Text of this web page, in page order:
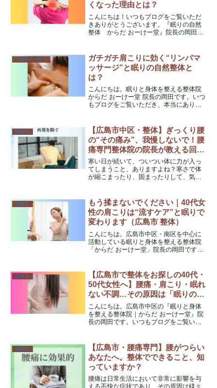
くなった理由とは？
こんにちは！いつもブログをご覧いただ
きありがとうございます。『眠りの自然
整体 からだ おーけー堂』院長の岡田で
な体の痛み」や「睡眠に関するお悩み」
などをテーマに、少しで...
自律神経の乱れ
ガチガチ肩こりに効く“リンパマ
ッサージ”と眠りの自然整体と
は？
こんにちは。眠りと身体を整える整体院
からだ おーけー堂 院長の岡田です。いつ
もブログをご覧いただき、本当にありが
て、たくさんの方の体と向き合ってきま
した。特に多いの...
症状別
【広島市中区・整体】ぎっくり腰
の“その痛み”、我慢しないで！腰
痛専門整体院の院長が教える回復
と予防の秘訣
寒い日が続いて、ついつい体に力が入っ
てしまうこと、ありますよね？寒さで体
が縮こまったり、固まったりして、気づ
動いた拍子に「痛っ！」となり、ギック
リ腰になってしまうことも…本当に辛い
ですよね。
症状別
もう揉まないでください｜40代女
性の肩こりは“流すケア”と眠りで
変わります（広島市 整体）
こんにちは。広島市中区・南区を中心に
活動している眠りと身体を整える整体院
「からだ おーけー堂」院長の岡田です。
も、すぐ元に戻る」「肩こりが当たり前
になっている」「最近、ぐ...
症状別
【広島市で整体をお探しの40代・
50代女性へ】腰痛・肩こり・眠れ
ない不調…その原因は「眠りの
質」と体のゆがみかもしれません
こんにちは。広島市中区の『眠りと身体
を整える整体院｜からだ おーけー堂』院
長の岡田です。いつもブログをご覧いた
や医療の現場で多くの患者さんと関わっ
てきました。その中で...
症状別
【広島市・腰痛専門】腰がつらい
あなたへ。整体でできること、知
っていますか？
腰痛は日常生活において非常に影響を与
える不快な症状であり、その原因は様々